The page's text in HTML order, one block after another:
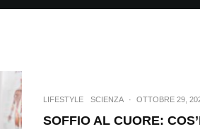
LIFESTYLE SCIENZA · OTTOBRE 29,
SOFFIO AL CUORE: